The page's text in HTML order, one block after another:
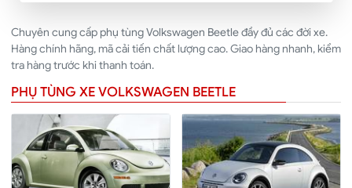
Chuyên cung cấp phụ tùng Volkswagen Beetle đầy đủ các đời xe.
Hàng chính hãng, mã cải tiến chất lượng cao. Giao hàng nhanh, kiểm
tra hàng trước khi thanh toán.
PHỤ TÙNG XE VOLKSWAGEN BEETLE